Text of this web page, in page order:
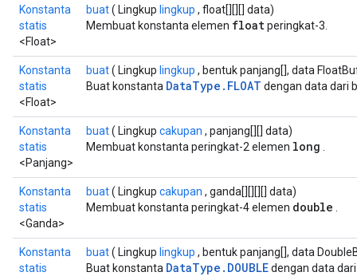
Konstanta
statis
<Float>
buat( Lingkup lingkup , float[][][] data)
Membuat konstanta elemen floatperingkat-3.
Konstanta
statis
<Float>
buat( Lingkup lingkup , bentuk panjang[], data
Buat konstanta DataType.FLOAT dengan data dari
Konstanta
statis
<Panjang>
buat( Lingkup cakupan , panjang[][] data)
Membuat konstanta peringkat-2 elemen long
Konstanta
statis
<Ganda>
buat( Lingkup cakupan , ganda[][][][] data)
Membuat konstanta peringkat-4 elemen double
Konstanta
statis
buat( Lingkup lingkup , bentuk panjang[], data
Buat konstanta DataType.DOUBLEdengan data